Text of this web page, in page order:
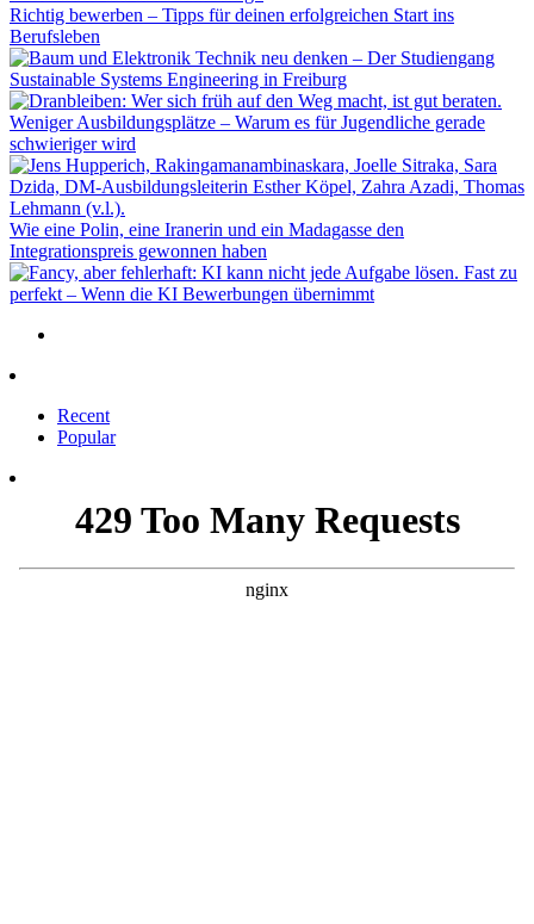
Richtig bewerben – Tipps für deinen erfolgreichen Start ins
Berufsleben
Technik neu denken – Der Studiengang
Sustainable Systems Engineering in Freiburg
Weniger Ausbildungsplätze – Warum es für Jugendliche gerade
schwieriger wird
Wie eine Polin, eine Iranerin und ein Madagasse den
Integrationspreis gewonnen haben
Fast zu
perfekt – Wenn die KI Bewerbungen übernimmt
Recent
Popular